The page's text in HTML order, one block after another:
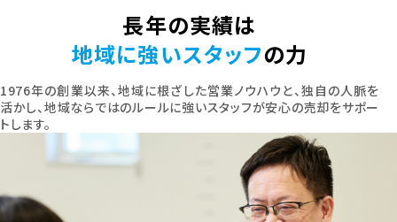
長年の実績は
地域に強いスタッフの力
1976年の創業以来、地域に根ざした営業ノウハウと、独自の人脈を
活かし、地域ならではのルールに強いスタッフが安心の売却をサポー
トします。